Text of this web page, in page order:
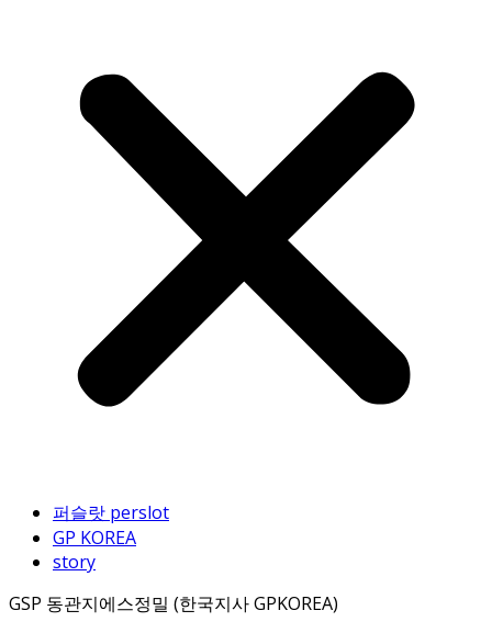
퍼슬랏 perslot
GP KOREA
story
GSP 동관지에스정밀 (한국지사 GPKOREA)